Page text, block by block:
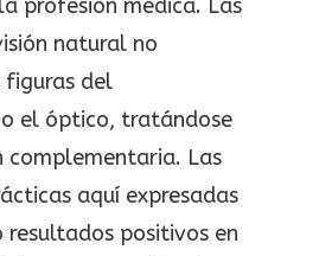
profesión médica. Las
natural no
figuras del
el óptico, tratándose
complementaria. Las
aquí expresadas
resultados positivos en